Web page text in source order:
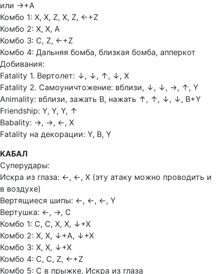
или →+А
Комбо 1: Х, Х, Z, Х, Z, ←+Z
Комбо 2: Х, Х, А
Комбо 3: С, Z, ←+Z
Комбо 4: Дальняя бомба, близкая бомба, апперкот
Добивания:
Fatality 1. Вертолет: ↓, ↓, ↑, ↓, Х
Fatality 2. Самоуничтожение: вблизи, ↓, ↓, →, ↑, Y
Animality: вблизи, зажать В, нажать ↑, ↑, ↓, ↓, В+Y
Friendship: Y, Y, Y, ↑
Babality: →, →, ←, Х
Fatality на декорации: Y, В, Y
КАБАЛ
Суперудары:
Искра из глаза: ←, ←, Х (эту атаку можно проводить и
в воздухе)
Вертящиеся шипы: ←, ←, ←, Y
Вертушка: ←, →, C
Комбо 1: С, С, Х, Х, ↓+Х
Комбо 2: Х, Х, ↓+А, ↓+Х
Комбо 3: Х, Х, ↓+Х
Комбо 4: С, С, Z, ←+Z
Комбо 5: С в прыжке, Искра из глаза